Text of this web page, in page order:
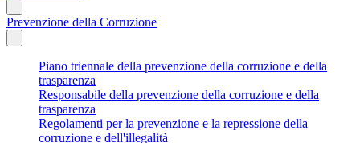
Prevenzione della Corruzione
Piano triennale della prevenzione della corruzione e della
trasparenza
Responsabile della prevenzione della corruzione e della
trasparenza
Regolamenti per la prevenzione e la repressione della
corruzione e dell'illegalità